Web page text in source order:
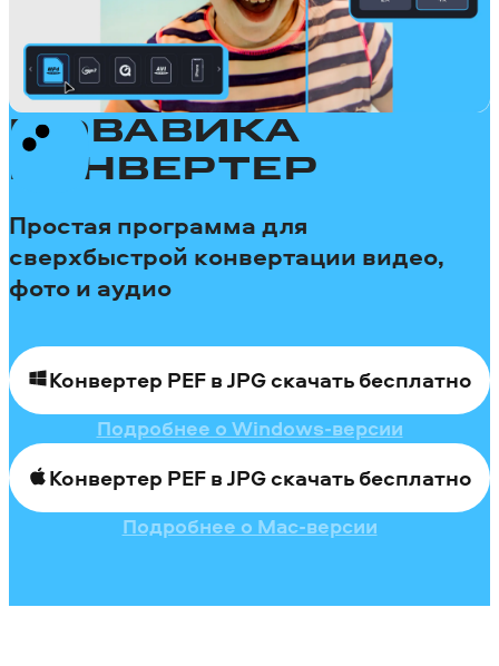
МОВАВИКА
КОНВЕРТЕР
Простая программа для
сверхбыстрой конвертации видео,
фото и аудио
Конвертер PEF в JPG скачать бесплатно
Подробнее о Windows-версии
Конвертер PEF в JPG скачать бесплатно
Подробнее о Mac-версии